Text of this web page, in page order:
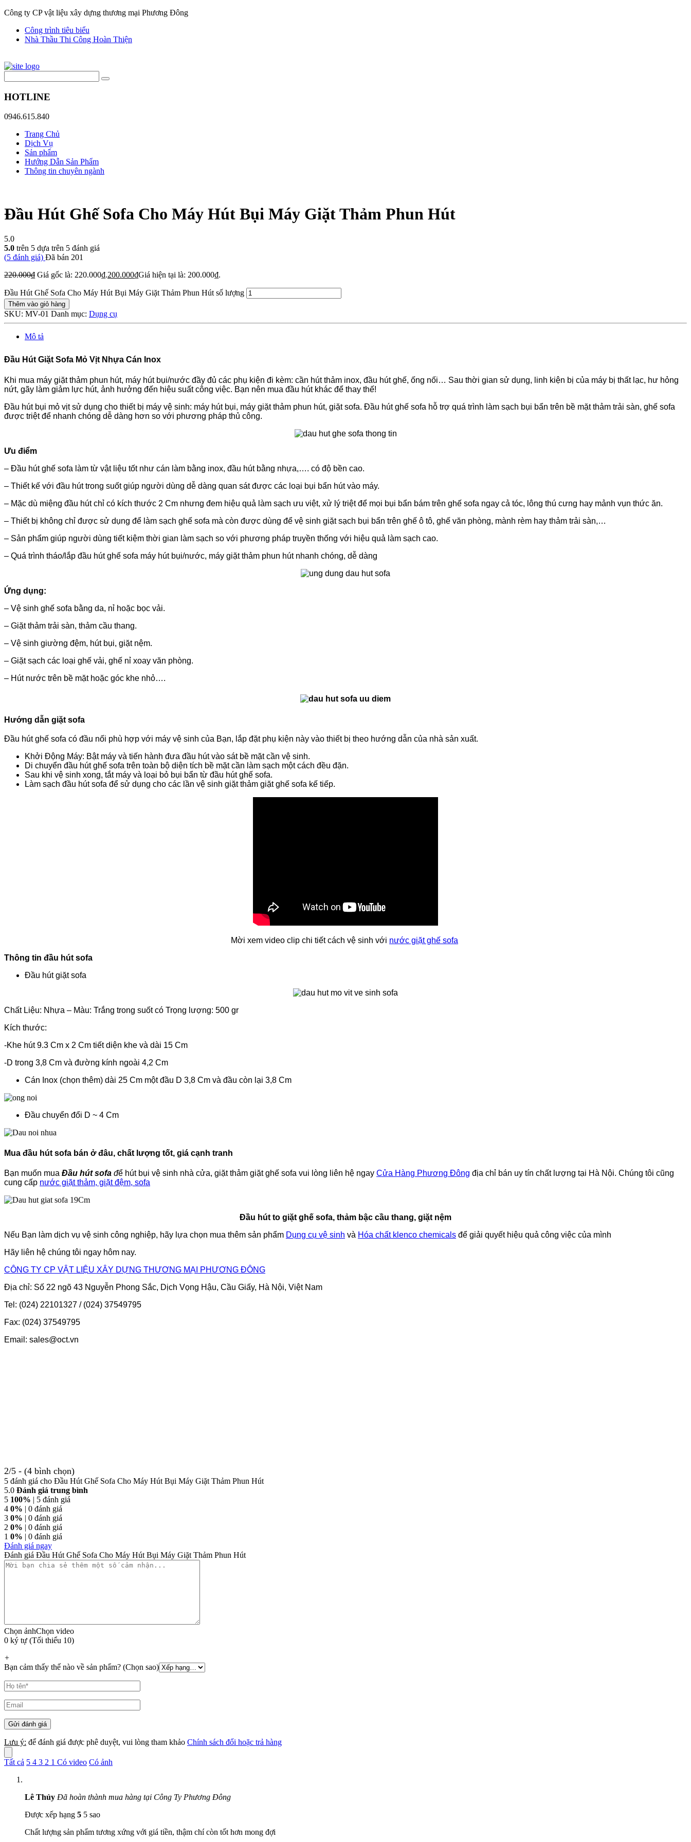
Công ty CP vật liệu xây dựng thương mại Phương Đông
Công trình tiêu biểu
Nhà Thầu Thi Công Hoàn Thiện
HOTLINE
0946.615.840
Trang Chủ
Dịch Vụ
Sản phẩm
Hướng Dẫn Sản Phẩm
Thông tin chuyên ngành
Đầu Hút Ghế Sofa Cho Máy Hút Bụi Máy Giặt Thảm Phun Hút
5.0
5.0 trên 5 dựa trên 5 đánh giá
(5 đánh giá) Đã bán 201
220.000₫ Giá gốc là: 220.000₫.200.000₫Giá hiện tại là: 200.000₫.
Đầu Hút Ghế Sofa Cho Máy Hút Bụi Máy Giặt Thảm Phun Hút số lượng
Thêm vào giỏ hàng
SKU: MV-01 Danh mục: Dụng cụ
Mô tả
Đầu Hút Giặt Sofa Mỏ Vịt Nhựa Cán Inox
Khi mua máy giặt thảm phun hút, máy hút bụi/nước đầy đủ các phụ kiện đi kèm: cần hút thảm inox, đầu hút ghế, ống nối… Sau thời gian sử dụng, linh kiện bị của máy bị thất lạc, hư hỏng
nứt, gãy làm giảm lực hút, ảnh hưởng đến hiệu suất công việc. Bạn nên mua đầu hút khác để thay thế!
Đầu hút bụi mỏ vịt sử dụng cho thiết bị máy vệ sinh: máy hút bụi, máy giặt thảm phun hút, giặt sofa. Đầu hút ghế sofa hỗ trợ quá trình làm sạch bụi bẩn trên bề mặt thảm trải sàn, ghế sofa
được triệt để nhanh chóng dễ dàng hơn so với phương pháp thủ công.
Ưu điểm
– Đầu hút ghế sofa làm từ vật liệu tốt như cán làm bằng inox, đầu hút bằng nhựa,…. có độ bền cao.
– Thiết kế với đầu hút trong suốt giúp người dùng dễ dàng quan sát được các loại bụi bẩn hút vào máy.
– Mặc dù miệng đầu hút chỉ có kích thước 2 Cm nhưng đem hiệu quả làm sạch ưu việt, xử lý triệt để mọi bụi bẩn bám trên ghế sofa ngay cả tóc, lông thú cưng hay mảnh vụn thức ăn.
– Thiết bị không chỉ được sử dụng để làm sạch ghế sofa mà còn được dùng để vệ sinh giặt sạch bụi bẩn trên ghế ô tô, ghế văn phòng, mành rèm hay thảm trải sàn,…
– Sản phẩm giúp người dùng tiết kiệm thời gian làm sạch so với phương pháp truyền thống với hiệu quả làm sạch cao.
– Quá trình tháo/lắp đầu hút ghế sofa máy hút bụi/nước, máy giặt thảm phun hút nhanh chóng, dễ dàng
Ứng dụng:
– Vệ sinh ghế sofa bằng da, nỉ hoặc bọc vải.
– Giặt thảm trải sàn, thảm cầu thang.
– Vệ sinh giường đệm, hút bụi, giặt nệm.
– Giặt sạch các loại ghế vải, ghế nỉ xoay văn phòng.
– Hút nước trên bề mặt hoặc góc khe nhỏ….
Hướng dẫn giặt sofa
Đầu hút ghế sofa có đầu nối phù hợp với máy vệ sinh của Bạn, lắp đặt phụ kiện này vào thiết bị theo hướng dẫn của nhà sản xuất.
Khởi Động Máy: Bật máy và tiến hành đưa đầu hút vào sát bề mặt cần vệ sinh.
Di chuyển đầu hút ghế sofa trên toàn bộ diện tích bề mặt cần làm sạch một cách đều đặn.
Sau khi vệ sinh xong, tắt máy và loại bỏ bụi bẩn từ đầu hút ghế sofa.
Làm sạch đầu hút sofa để sử dụng cho các lần vệ sinh giặt thảm giặt ghế sofa kế tiếp.
Mời xem video clip chi tiết cách vệ sinh với nước giặt ghế sofa
Thông tin đầu hút sofa
Đầu hút giặt sofa
Chất Liệu: Nhựa – Màu: Trắng trong suốt có Trọng lượng: 500 gr
Kích thước:
-Khe hút 9.3 Cm x 2 Cm tiết diện khe và dài 15 Cm
-D trong 3,8 Cm và đường kính ngoài 4,2 Cm
Cán Inox (chọn thêm) dài 25 Cm một đầu D 3,8 Cm và đầu còn lại 3,8 Cm
Đầu chuyển đổi D ~ 4 Cm
Mua đầu hút sofa bán ở đâu, chất lượng tốt, giá cạnh tranh
Bạn muốn mua Đầu hút sofa để hút bụi vệ sinh nhà cửa, giặt thảm giặt ghế sofa vui lòng liên hệ ngay Cửa Hàng Phương Đông địa chỉ bán uy tín chất lượng tại Hà Nội. Chúng tôi cũng
cung cấp nước giặt thảm, giặt đệm, sofa
Đầu hút to giặt ghế sofa, thảm bậc cầu thang, giặt nệm
Nếu Bạn làm dịch vụ vệ sinh công nghiệp, hãy lựa chọn mua thêm sản phẩm Dụng cụ vệ sinh và Hóa chất klenco chemicals để giải quyết hiệu quả công việc của mình
Hãy liên hệ chúng tôi ngay hôm nay.
CÔNG TY CP VẬT LIỆU XÂY DỰNG THƯƠNG MẠI PHƯƠNG ĐÔNG
Địa chỉ: Số 22 ngõ 43 Nguyễn Phong Sắc, Dịch Vọng Hậu, Cầu Giấy, Hà Nội, Việt Nam
Tel: (024) 22101327 / (024) 37549795
Fax: (024) 37549795
Email: sales@oct.vn
2/5 - (4 bình chọn)
5 đánh giá cho Đầu Hút Ghế Sofa Cho Máy Hút Bụi Máy Giặt Thảm Phun Hút
5.0 Đánh giá trung bình
5 100% | 5 đánh giá
4 0% | 0 đánh giá
3 0% | 0 đánh giá
2 0% | 0 đánh giá
1 0% | 0 đánh giá
Đánh giá ngay
Đánh giá Đầu Hút Ghế Sofa Cho Máy Hút Bụi Máy Giặt Thảm Phun Hút
Chọn ảnhChọn video
0 ký tự (Tối thiểu 10)
+
Bạn cảm thấy thế nào về sản phẩm? (Chọn sao)
Lưu ý: để đánh giá được phê duyệt, vui lòng tham khảo Chính sách đổi hoặc trả hàng
Tất cả 5 4 3 2 1 Có video Có ảnh
Lê Thủy Đã hoàn thành mua hàng tại Công Ty Phương Đông
Được xếp hạng 5 5 sao
Chất lượng sản phẩm tương xứng với giá tiền, thậm chí còn tốt hơn mong đợi